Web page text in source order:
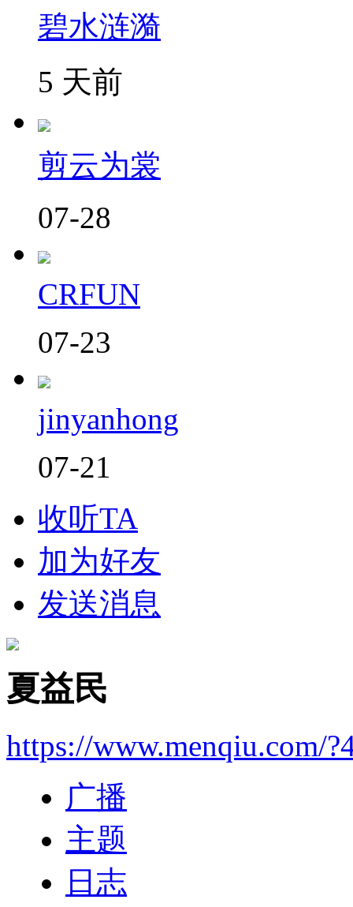
碧水涟漪
5 天前
剪云为裳
07-28
CRFUN
07-23
jinyanhong
07-21
收听TA
加为好友
发送消息
夏益民
https://www.menqiu.com/
广播
主题
日志